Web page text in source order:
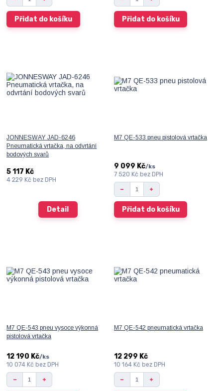
Přidat do košíku Přidat do košíku
JONNESWAY JAD-6246
Pneumatická vrtačka, na odvrtání
bodových svarů
5 117 Kč
4 229 Kč bez DPH
Detail
M7 QE-533 pneu pistolová vrtačka
9 099 Kč/ks
7 520 Kč bez DPH
Přidat do košíku
M7 QE-543 pneu vysoce výkonná
pistolová vrtačka
12 190 Kč/ks
10 074 Kč bez DPH
M7 QE-542 pneumatická vrtačka
12 299 Kč
10 164 Kč bez DPH